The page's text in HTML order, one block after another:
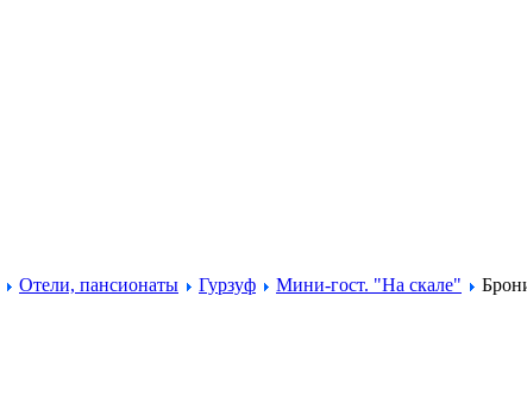
Отели, пансионаты Гурзуф Мини-гост. "На скале"